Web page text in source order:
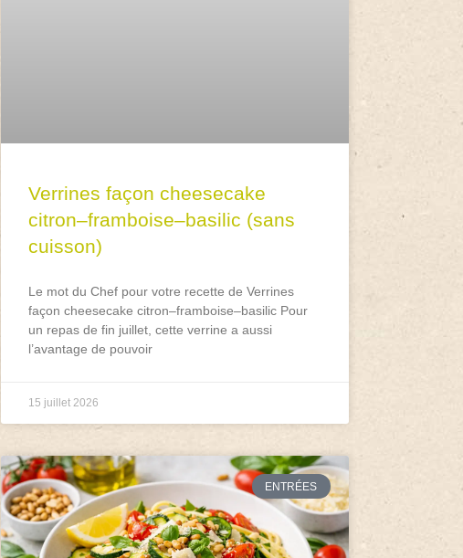
Verrines façon cheesecake
citron–framboise–basilic (sans
cuisson)
Le mot du Chef pour votre recette de Verrines
façon cheesecake citron–framboise–basilic Pour
un repas de fin juillet, cette verrine a aussi
l’avantage de pouvoir
15 juillet 2026
ENTRÉES